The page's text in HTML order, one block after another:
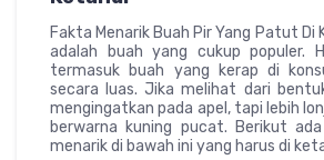
Fakta Menarik Buah Pir Yang Patut Di
adalah buah yang cukup populer.
termasuk buah yang kerap di
secara luas. Jika melihat dari
mengingatkan pada apel, tapi lebih
berwarna kuning pucat. Berikut
menarik di bawah ini yang harus di